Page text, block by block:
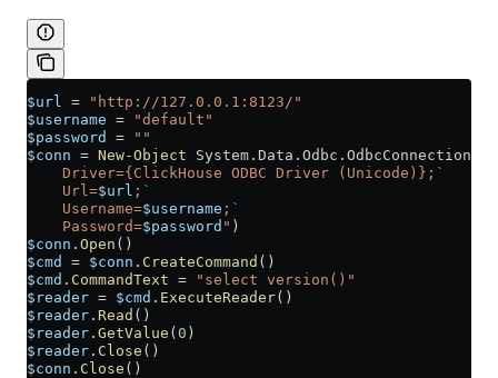
$url = "http://127.0.0.1:8123/"
$username = "default"
$password
= ""
$conn = New-Object System.Data.Odbc.OdbcConnection(
    Driver={ClickHouse ODBC Driver (Unicode)};
`
    Url=
$url ; `
    Username=
$username ; `
    Password=
$password " )
$conn .Open ()
$cmd
= $conn .CreateCommand ()
$cmd .CommandText = "select version()"
$reader = $cmd .ExecuteReader()
$reader .Read ()
$reader .GetValue (0 )
$reader .Close ()
$conn .Close ()